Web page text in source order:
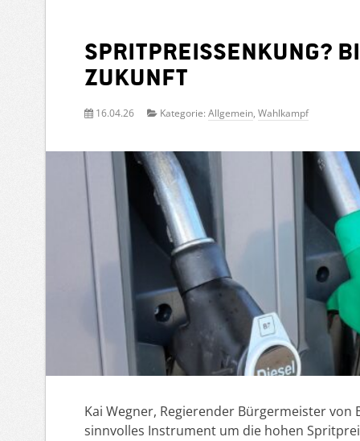
Spritpreissenkung?
Zukunft
16.04.26 Kategorie: Allgemein, Wahlkampf
Kai Wegner, Regierender Bürgermeister
sinnvolles Instrument um die hohen